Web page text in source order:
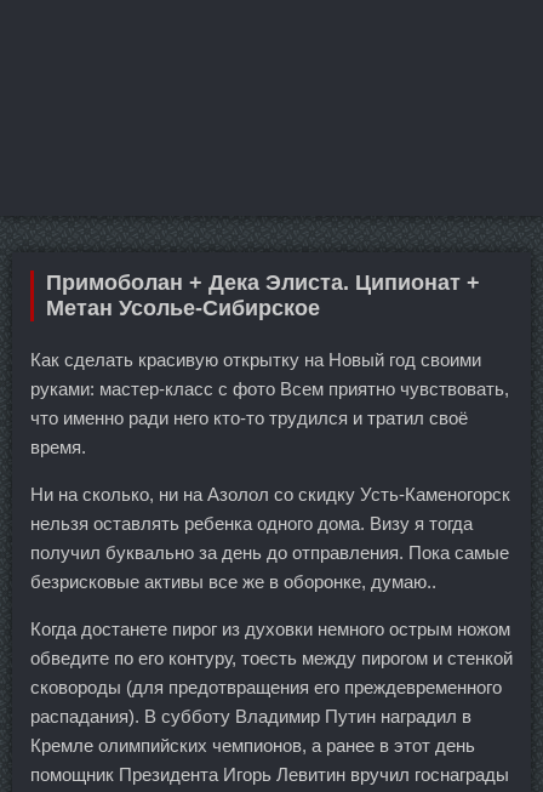
Примоболан + Дека Элиста. Ципионат +
Метан Усолье-Сибирское
Как сделать красивую открытку на Новый год своими
руками: мастер-класс с фото Всем приятно чувствовать,
что именно ради него кто-то трудился и тратил своё
время.
Ни на сколько, ни на Азолол со скидку Усть-Каменогорск
нельзя оставлять ребенка одного дома. Визу я тогда
получил буквально за день до отправления. Пока самые
безрисковые активы все же в оборонке, думаю..
Когда достанете пирог из духовки немного острым ножом
обведите по его контуру, тоесть между пирогом и стенкой
сковороды (для предотвращения его преждевременного
распадания). В субботу Владимир Путин наградил в
Кремле олимпийских чемпионов, а ранее в этот день
помощник Президента Игорь Левитин вручил госнаграды